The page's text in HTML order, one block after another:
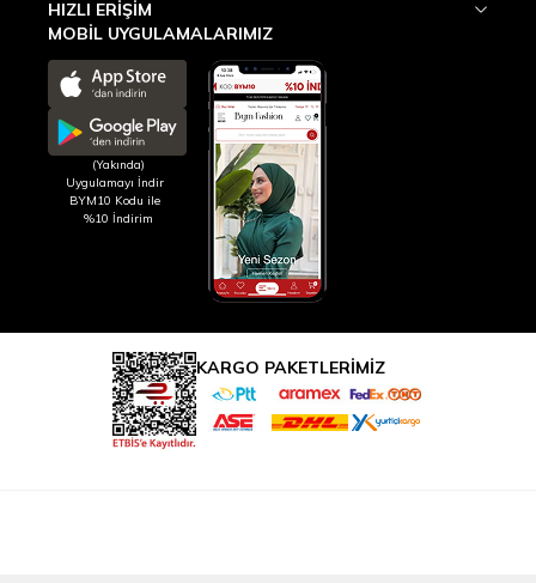
HIZLI ERIŞIM
MOBİL UYGULAMALARIMIZ
(Yakında)
Uygulamayı İndir
BYM10 Kodu ile
%10 İndirim
KARGO PAKETLERİMİZ